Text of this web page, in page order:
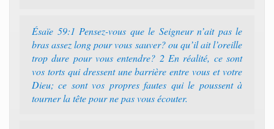
Ésaïe 59:1 Pensez-vous que le Seigneur n’ait pas le
bras assez long pour vous sauver? ou qu’il ait l’oreille
trop dure pour vous entendre? 2 En réalité, ce sont
vos torts qui dressent une barrière entre vous et votre
Dieu; ce sont vos propres fautes qui le poussent à
tourner la tête pour ne pas vous écouter.